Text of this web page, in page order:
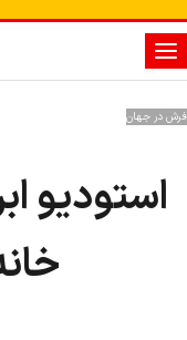
تغییر
وضعیت
فرش در جهان
استودیو